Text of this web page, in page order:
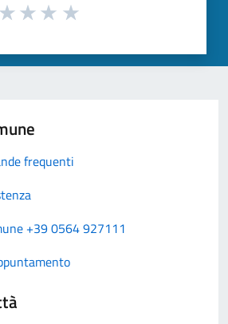
frequenti
+39 0564 927111